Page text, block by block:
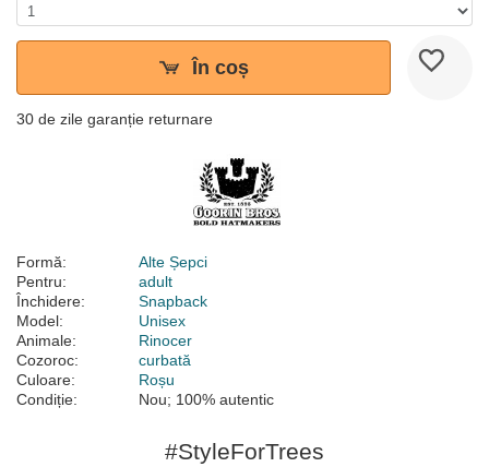
În coș
30 de zile garanție returnare
Formă:
Alte Șepci
Pentru:
adult
Închidere:
Snapback
Model:
Unisex
Animale:
Rinocer
Cozoroc:
curbată
Culoare:
Roșu
Condiție:
Nou; 100% autentic
#StyleForTrees